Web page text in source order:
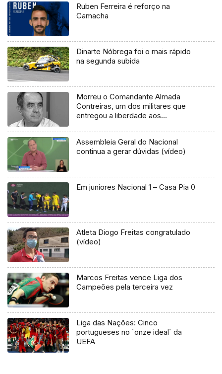
Ruben Ferreira é reforço na
Camacha
Dinarte Nóbrega foi o mais rápido
na segunda subida
Morreu o Comandante Almada
Contreiras, um dos militares que
entregou a liberdade aos
Assembleia Geral do Nacional
continua a gerar dúvidas (vídeo)
Em juniores Nacional 1 – Casa Pia 0
Atleta Diogo Freitas congratulado
(vídeo)
Marcos Freitas vence Liga dos
Campeões pela terceira vez
Liga das Nações: Cinco
portugueses no `onze ideal` da
UEFA